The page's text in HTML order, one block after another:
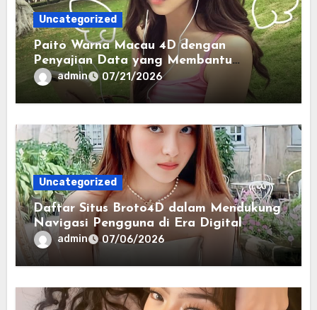
Uncategorized
Paito Warna Macau 4D dengan
Penyajian Data yang Membantu
Memahami Pola Informasi Secara
Efektif
admin 07/21/2026
Uncategorized
Daftar Situs Broto4D dalam Mendukung
Navigasi Pengguna di Era Digital
Terintegrasi
admin 07/06/2026